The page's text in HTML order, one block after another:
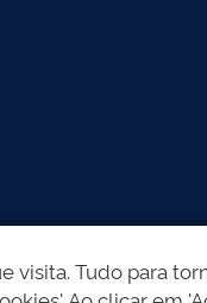
visita. Tudo para